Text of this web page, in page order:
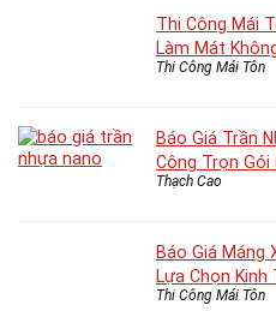
Thi Công Mái
Làm Mát
Thi Công Mái Tôn
Báo Giá Trần
Công Trọn Gói
Thạch Cao
Báo Giá Máng
Lựa Chọn Kinh
Thi Công Mái Tôn